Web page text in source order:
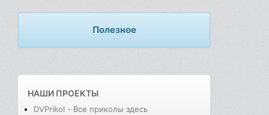
Полезное
НАШИ ПРОЕКТЫ
DVPrikol - Все приколы здесь